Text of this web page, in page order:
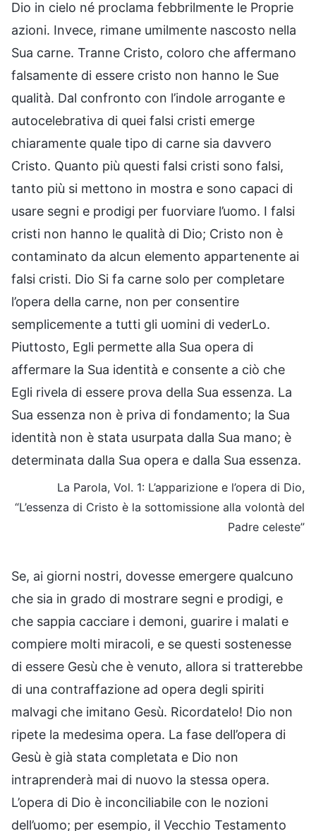
Dio in cielo né proclama febbrilmente le Proprie
azioni. Invece, rimane umilmente nascosto nella
Sua carne. Tranne Cristo, coloro che affermano
falsamente di essere cristo non hanno le Sue
qualità. Dal confronto con l’indole arrogante e
autocelebrativa di quei falsi cristi emerge
chiaramente quale tipo di carne sia davvero
Cristo. Quanto più questi falsi cristi sono falsi,
tanto più si mettono in mostra e sono capaci di
usare segni e prodigi per fuorviare l’uomo. I falsi
cristi non hanno le qualità di Dio; Cristo non è
contaminato da alcun elemento appartenente ai
falsi cristi. Dio Si fa carne solo per completare
l’opera della carne, non per consentire
semplicemente a tutti gli uomini di vederLo.
Piuttosto, Egli permette alla Sua opera di
affermare la Sua identità e consente a ciò che
Egli rivela di essere prova della Sua essenza. La
Sua essenza non è priva di fondamento; la Sua
identità non è stata usurpata dalla Sua mano; è
determinata dalla Sua opera e dalla Sua essenza.
La Parola, Vol. 1: L’apparizione e l’opera di Dio,
“L’essenza di Cristo è la sottomissione alla volontà del
Padre celeste”
Se, ai giorni nostri, dovesse emergere qualcuno
che sia in grado di mostrare segni e prodigi, e
che sappia cacciare i demoni, guarire i malati e
compiere molti miracoli, e se questi sostenesse
di essere Gesù che è venuto, allora si tratterebbe
di una contraffazione ad opera degli spiriti
malvagi che imitano Gesù. Ricordatelo! Dio non
ripete la medesima opera. La fase dell’opera di
Gesù è già stata completata e Dio non
intraprenderà mai di nuovo la stessa opera.
L’opera di Dio è inconciliabile con le nozioni
dell’uomo; per esempio, il Vecchio Testamento